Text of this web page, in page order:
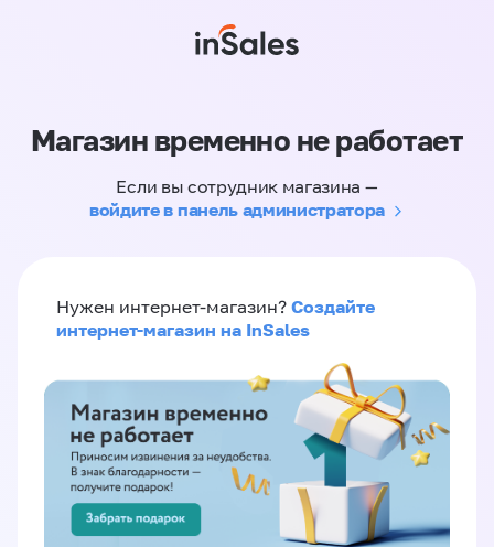
Магазин временно не работает
Если вы сотрудник магазина —
войдите в панель администратора
Нужен интернет-магазин? Создайте
интернет-магазин на InSales